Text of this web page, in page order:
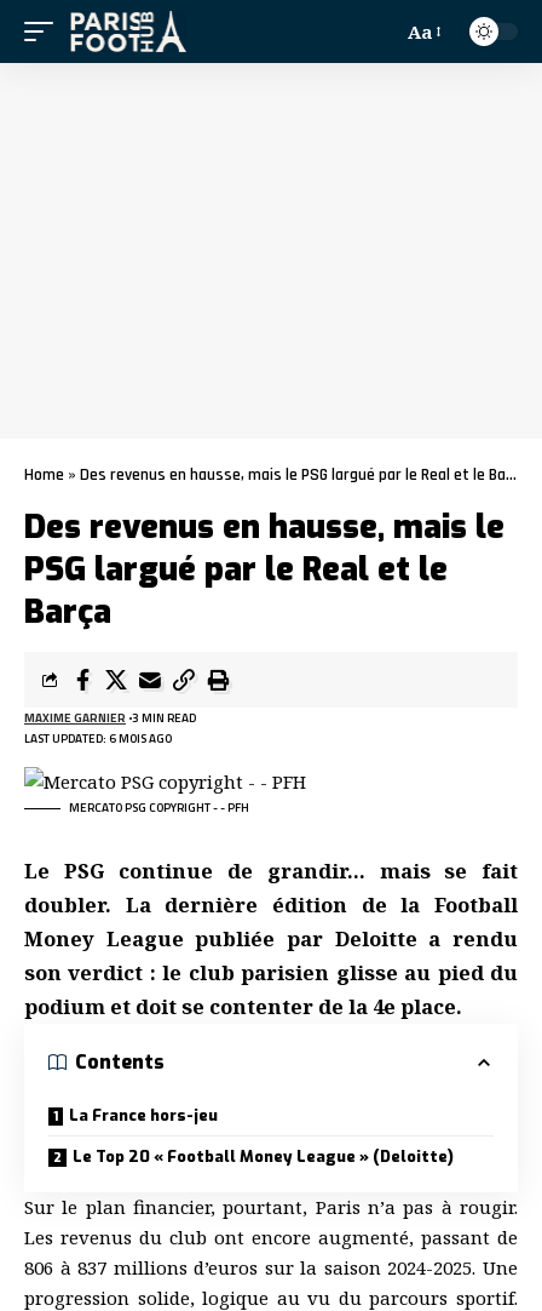
Aa
Home » Des revenus en hausse, mais le PSG largué par le Real et le Barça
Des revenus en hausse, mais le
PSG largué par le Real et le
Barça
LAST UPDATED: 6 MOIS AGO
MAXIME GARNIER 3 MIN READ
MERCATO PSG COPYRIGHT - - PFH
Le PSG continue de grandir… mais se fait
doubler. La dernière édition de la Football
Money League publiée par Deloitte a rendu
son verdict : le club parisien glisse au pied du
podium et doit se contenter de la 4e place.
Contents
La France hors-jeu
Le Top 20 « Football Money League » (Deloitte)
Sur le plan financier, pourtant, Paris n’a pas à rougir.
Les revenus du club ont encore augmenté, passant de
806 à 837 millions d’euros sur la saison 2024-2025. Une
progression solide, logique au vu du parcours sportif.